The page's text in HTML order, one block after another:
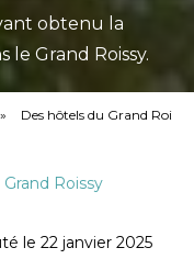
obtenu la
le Grand Roissy.
» Des hôtels du Grand
Roissy
le 22 janvier 2025